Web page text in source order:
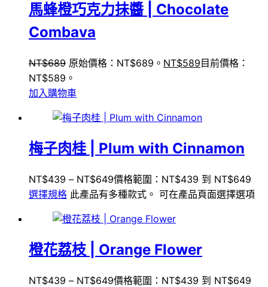
馬蜂橙巧克力抺醬 | Chocolate
Combava
NT$689 原始價格：NT$689。 NT$589 目前價格：
NT$589。
加入購物車
梅子肉桂 | Plum with Cinnamon
NT$439 – NT$649價格範圍：NT$439 到 NT$649
選擇規格 此產品有多種款式。 可在產品頁面選擇選項
橙花荔枝 | Orange Flower
NT$439 – NT$649價格範圍：NT$439 到 NT$649